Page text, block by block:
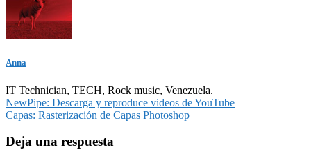
Anna
IT Technician, TECH, Rock music, Venezuela.
Navegación
de
entradas
NewPipe: Descarga y reproduce videos de YouTube
Capas: Rasterización de Capas Photoshop
Deja una respuesta